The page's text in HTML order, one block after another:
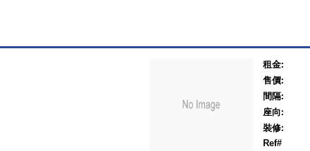
租金:
售價:
間隔:
座向:
裝修:
Ref#